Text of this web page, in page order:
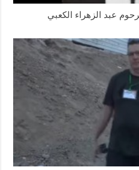
عبد الزهراء الكعبي